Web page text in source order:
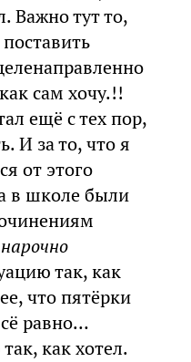
Важно тут то,
сам хочу.!!
ещё с тех пор,
И за то, что я
от этого
в школе были
нарочно
так, как
что пятёрки
равно…
как хотел.